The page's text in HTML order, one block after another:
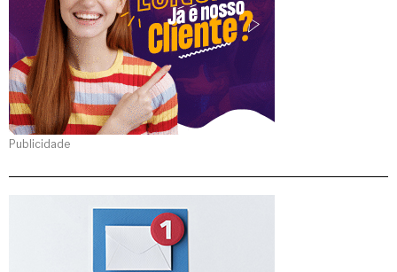
Publicidade